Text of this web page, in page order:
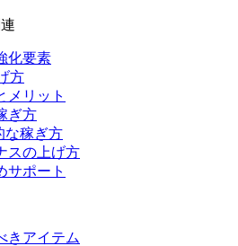
化要素
方
メリット
ぎ方
な稼ぎ方
スの上げ方
サポート
きアイテム